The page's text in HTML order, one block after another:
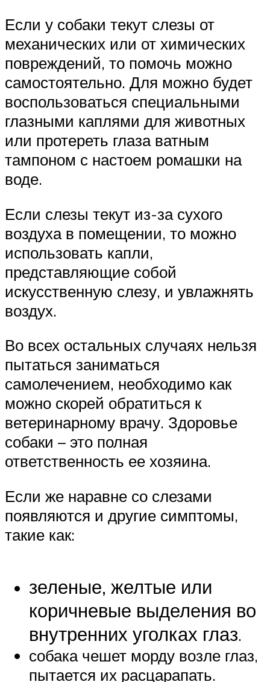
Если у собаки текут слезы от
механических или от химических
повреждений, то помочь можно
самостоятельно. Для можно будет
воспользоваться специальными
глазными каплями для животных
или протереть глаза ватным
тампоном с настоем ромашки на
воде.
Если слезы текут из-за сухого
воздуха в помещении, то можно
использовать капли,
представляющие собой
искусственную слезу, и увлажнять
воздух.
Во всех остальных случаях нельзя
пытаться заниматься
самолечением, необходимо как
можно скорей обратиться к
ветеринарному врачу. Здоровье
собаки – это полная
ответственность ее хозяина.
Если же наравне со слезами
появляются и другие симптомы,
такие как:
зеленые, желтые или
коричневые выделения во
внутренних уголках глаз.
собака чешет морду возле глаз,
пытается их расцарапать.